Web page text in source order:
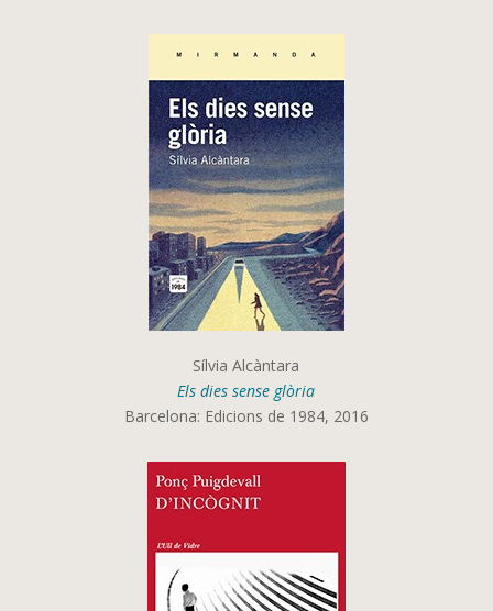
Sílvia Alcàntara
Els dies sense glòria
Barcelona: Edicions de 1984, 2016